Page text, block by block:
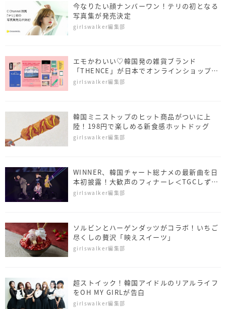
今なりたい顔ナンバーワン！テリの初となる
写真集が発売決定
girlswalker編集部
エモかわいい♡韓国発の雑貨ブランド
「THENCE」が日本でオンラインショップを
スタート
girlswalker編集部
韓国ミニストップのヒット商品がついに上
陸！198円で楽しめる新食感ホットドッグ
girlswalker編集部
WINNER、韓国チャート総ナメの最新曲を日
本初披露！大歓声のフィナーレ＜TGCしずお
か2019＞
girlswalker編集部
ソルビンとハーゲンダッツがコラボ！いちご
尽くしの贅沢「映えスイーツ」
girlswalker編集部
超ストイック！韓国アイドルのリアルライフ
をOH MY GIRLが告白
girlswalker編集部